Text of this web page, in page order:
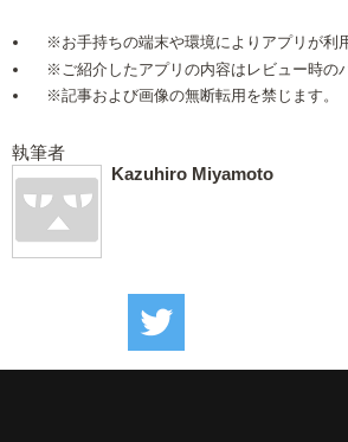
※お手持ちの端末や環境によりアプリが利
※ご紹介したアプリの内容はレビュー時の
※記事および画像の無断転用を禁じます。
執筆者
Kazuhiro Miyamoto